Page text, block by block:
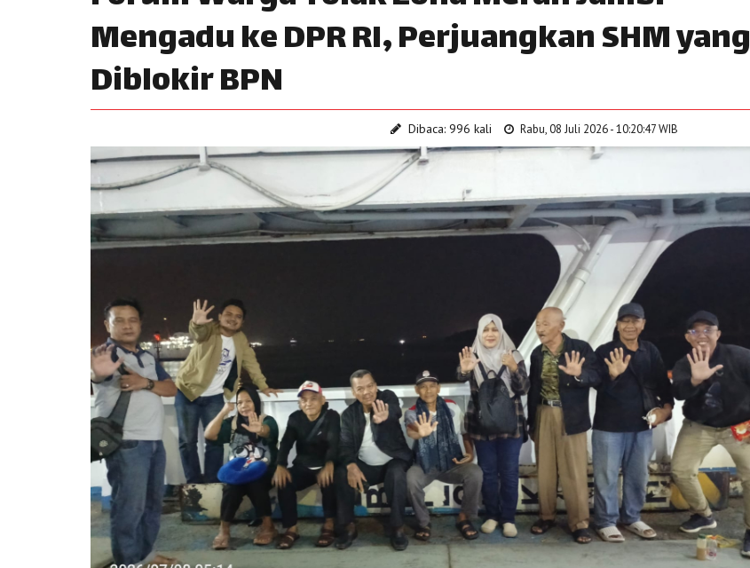
Mengadu ke DPR RI, Perjuangkan SHM yang
Diblokir BPN
Dibaca: 996 kali Rabu, 08 Juli 2026 - 10:20:47 WIB